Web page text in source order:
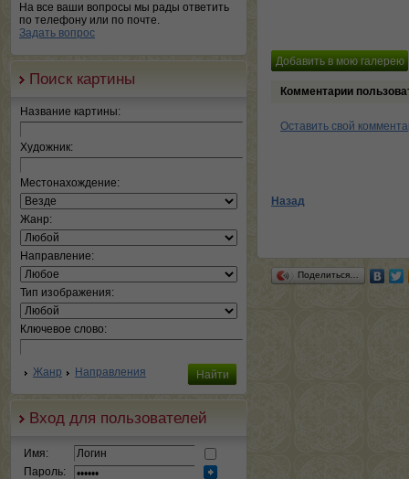
На все ваши вопросы мы рады ответить
по телефону или по почте.
Задать вопрос
Поиск картины
Название картины:
Художник:
Местонахождение:
Жанр:
Направление:
Тип изображения:
Ключевое слово:
Жанр Направления
Вход для пользователей
Имя:
Пароль:
Комментарии
Оставить свой
Назад
Поделиться…